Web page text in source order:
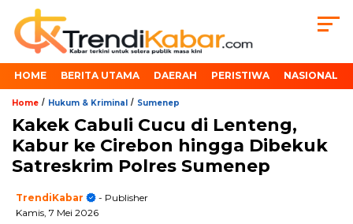
HOME BERITA UTAMA DAERAH PERISTIWA NASIONAL
Home / Hukum & Kriminal / Sumenep
Kakek Cabuli Cucu di Lenteng,
Kabur ke Cirebon hingga Dibekuk
Satreskrim Polres Sumenep
TrendiKabar
- Publisher
Kamis, 7 Mei 2026